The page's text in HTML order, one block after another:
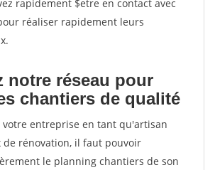
rapidement $etre en contact avec
réaliser rapidement leurs
notre réseau pour
chantiers de qualité
votre entreprise en tant qu'artisan
de rénovation, il faut pouvoir
le planning chantiers de son